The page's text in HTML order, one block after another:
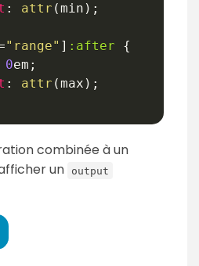
: attr (min ) ;
"range" ] :after
{
0em ;
: attr (max ) ;
combinée à un
un
output